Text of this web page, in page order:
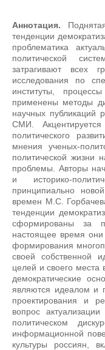
Аннотация.
тенденции
проблематика
политической
затрагивают всех
исследования по
институты,
применены методы
научных публикаций
СМИ.
политического
мнения ученых-
политической жизни
проблемы. Авторы
и историко-
принципиально
времен М.С.
тенденции
сформированы за
настоящее время
формирования
своей собственной
целей и своего места
демократические
являются идеалом и
проектирования и
вопрос
политическом
информационной
культуры россиян,